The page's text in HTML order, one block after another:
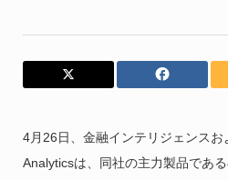
4月26日、金融インテリジェンスお
Analyticsは、同社の主力製品であ